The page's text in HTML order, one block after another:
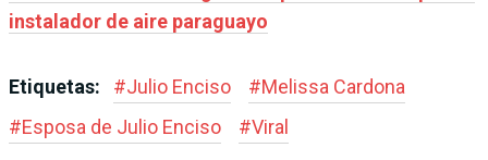
instalador de aire paraguayo
Etiquetas: #Julio Enciso #Melissa Cardona
#Esposa de Julio Enciso #Viral